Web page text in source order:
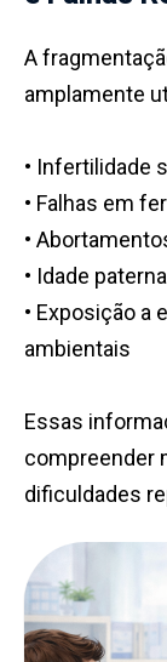
A
amplamente
• Infertilidade
• Falhas em
•
• Idade
• Exposição a
ambientais
Essas
compreender
dificuldades